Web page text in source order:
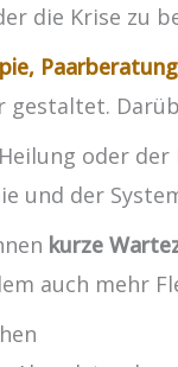
die Krise zu
Paarberatung
oder der
und der
kurze
auch mehr